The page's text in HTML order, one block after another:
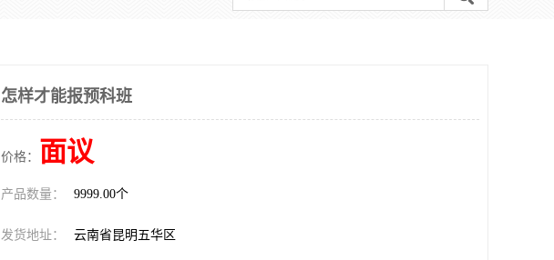
怎样才能报预科班
价格： 面议
产品数量： 9999.00个
发货地址： 云南省昆明五华区